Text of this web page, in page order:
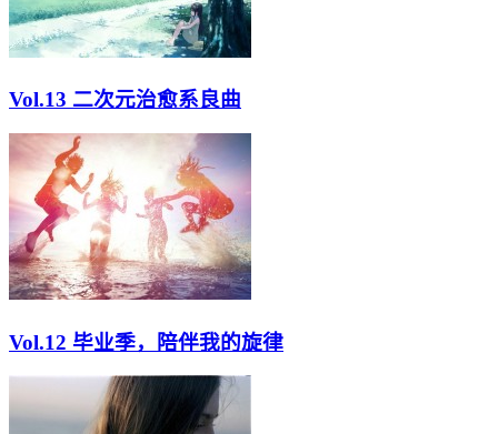
Vol.13 二次元治愈系良曲
Vol.12 毕业季，陪伴我的旋律